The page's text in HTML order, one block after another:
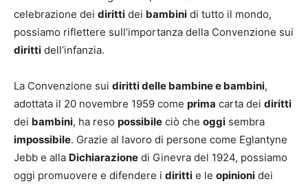
celebrazione dei diritti dei bambini di tutto il mondo,
possiamo riflettere sull’importanza della Convenzione sui
diritti dell’infanzia.
La Convenzione sui diritti delle bambine e bambini,
adottata il 20 novembre 1959 come prima carta dei diritti
dei bambini, ha reso possibile ciò che oggi sembra
impossibile. Grazie al lavoro di persone come Eglantyne
Jebb e alla Dichiarazione di Ginevra del 1924, possiamo
oggi promuovere e difendere i diritti e le opinioni dei